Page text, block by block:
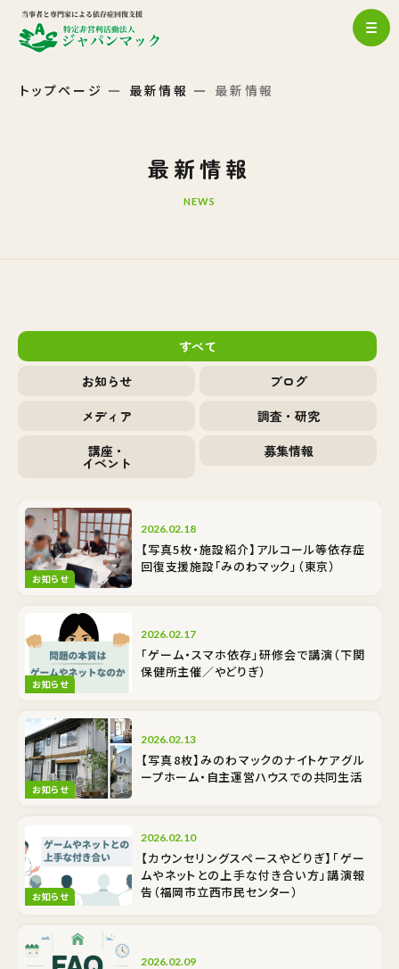
トップページ 最新情報 最新情報
最新情報
NEWS
すべて
お知らせ
ブログ
メディア
調査・研究
講座・
イベント
募集情報
お知らせ
2026.02.18
【写真5枚・施設紹介】アルコール等依存症
回復支援施設「みのわマック」（東京）
お知らせ
2026.02.17
「ゲーム・スマホ依存」研修会で講演（下関
保健所主催／やどりぎ）
お知らせ
2026.02.13
【写真8枚】みのわマックのナイトケア――グル
ープホーム・自主運営ハウスでの共同生活
お知らせ
2026.02.10
【カウンセリングスペースやどりぎ】「ゲー
ムやネットとの上手な付き合い方」講演報
告（福岡市立西市民センター）
2026.02.09